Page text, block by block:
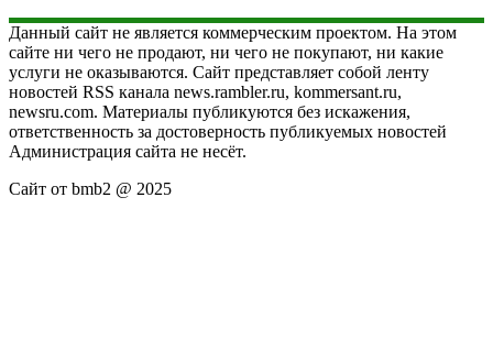
Данный сайт не является коммерческим проектом. На этом
сайте ни чего не продают, ни чего не покупают, ни какие
услуги не оказываются. Сайт представляет собой ленту
новостей RSS канала news.rambler.ru, kommersant.ru,
newsru.com. Материалы публикуются без искажения,
ответственность за достоверность публикуемых новостей
Администрация сайта не несёт.
Сайт от bmb2 @ 2025